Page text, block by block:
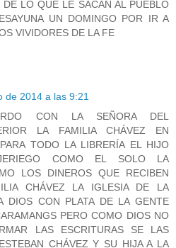
LO QUE LE SACAN AL PUEBLO
UN DOMINGO POR IR A
VIVIDORES DE LA FE
de 2014 a las 9:21
CON LA SEÑORA DEL
LA FAMILIA CHÁVEZ EN
TODO LA LIBRERÍA EL HIJO
COMO EL SOLO LA
LOS DINEROS QUE RECIBEN
CHÁVEZ LA IGLESIA DE LA
DIOS CON PLATA DE LA GENTE
PERO COMO DIOS NO
LAS ESCRITURAS SE LAS
CHÁVEZ Y SU HIJA A LA